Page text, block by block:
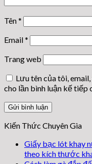
Tên*
Email*
Trang web
Lưu tên của tôi,
cho lần bình luận kế tiếp
Kiến Thức Chuyên Gia
Giấy bạc lót khay
theo kích thước